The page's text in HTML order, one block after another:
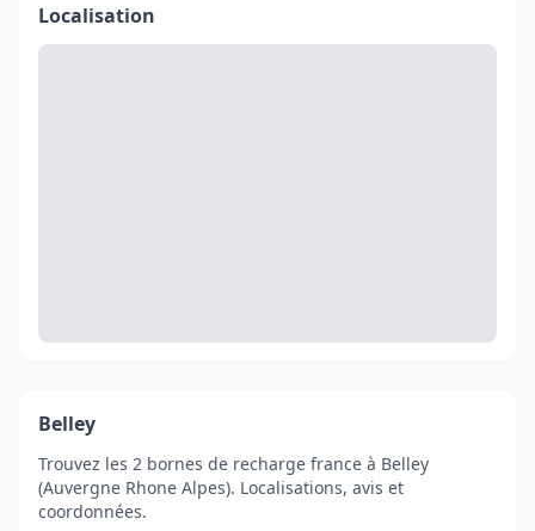
Localisation
Belley
Trouvez les 2 bornes de recharge france à Belley
(Auvergne Rhone Alpes). Localisations, avis et
coordonnées.